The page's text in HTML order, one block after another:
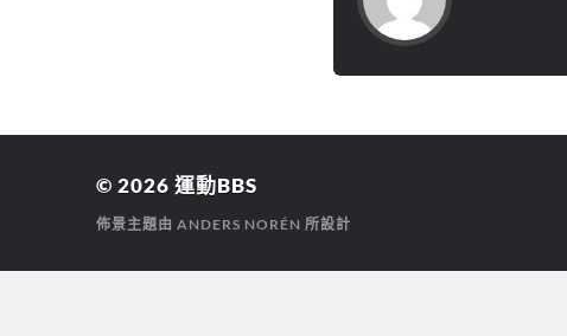
© 2026 運動BBS
佈景主題由 ANDERS NORÉN 所設計